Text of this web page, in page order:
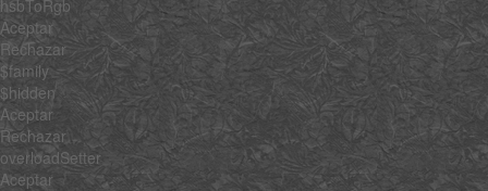
hsbToRgb
Aceptar
Rechazar
$family
$hidden
Aceptar
Rechazar
overloadSetter
Aceptar